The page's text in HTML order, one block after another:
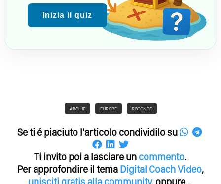
Inizia il quiz
ARCHIE EUROPE ROTONDE
Se ti é piaciuto l'articolo condividilo su
Ti invito poi a lasciare un commento.
Per approfondire il tema Digital CoachVideo,
unisciti gratis alla community, oppure...